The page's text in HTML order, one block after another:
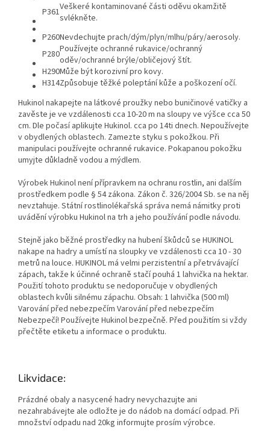
P361Veškeré kontaminované části oděvu okamžitě
svlékněte.
P260Nevdechujte prach/dým/plyn/mlhu/páry/aerosoly.
P280Používejte ochranné rukavice/ochranný
oděv/ochranné brýle/obličejový štít.
H290Může být korozivní pro kovy.
H314Způsobuje těžké poleptání kůže a poškození očí.
Hukinol nakapejte na látkové proužky nebo buničinové vatičky a
zavěste je ve vzdálenosti cca 10-20 m na sloupy ve výšce cca 50
cm. Dle počasí aplikujte Hukinol. cca po 14ti dnech. Nepoužívejte
v obydlených oblastech. Zamezte styku s pokožkou. Při
manipulaci používejte ochranné rukavice. Pokapanou pokožku
umyjte důkladně vodou a mýdlem.
Výrobek Hukinol není přípravkem na ochranu rostlin, ani dalším
prostředkem podle § 54 zákona. Zákon č. 326/2004 Sb. se na něj
nevztahuje. Státní rostlinolékařská správa nemá námitky proti
uvádění výrobku Hukinol na trh a jeho používání podle návodu.
Stejně jako běžné prostředky na hubení škůdců se HUKINOL
nakape na hadry a umístí na sloupky ve vzdálenosti cca 10 - 30
metrů na louce. HUKINOL má velmi perzistentní a přetrvávající
zápach, takže k účinné ochraně stačí pouhá 1 lahvička na hektar.
Použití tohoto produktu se nedoporučuje v obydlených
oblastech kvůli silnému zápachu. Obsah: 1 lahvička (500 ml)
Varování před nebezpečím Varování před nebezpečím
Nebezpečí! Používejte Hukinol bezpečně. Před použitím si vždy
přečtěte etiketu a informace o produktu.
Likvidace:
Prázdné obaly a nasycené hadry nevychazujte ani
nezahrabávejte ale odložte je do nádob na domácí odpad. Při
množství odpadu nad 20kg informujte prosím výrobce.